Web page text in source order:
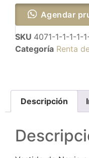
Agendar
SKU 4071-1-1-1-1-
Categoría Renta
Descripción